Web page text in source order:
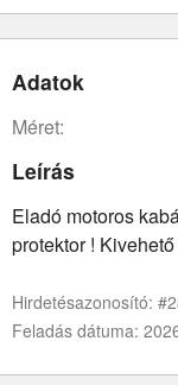
Adatok
méret:
Leírás
Eladó motoros
protektor !
Hirdetésazonosító:
Feladás dátuma: